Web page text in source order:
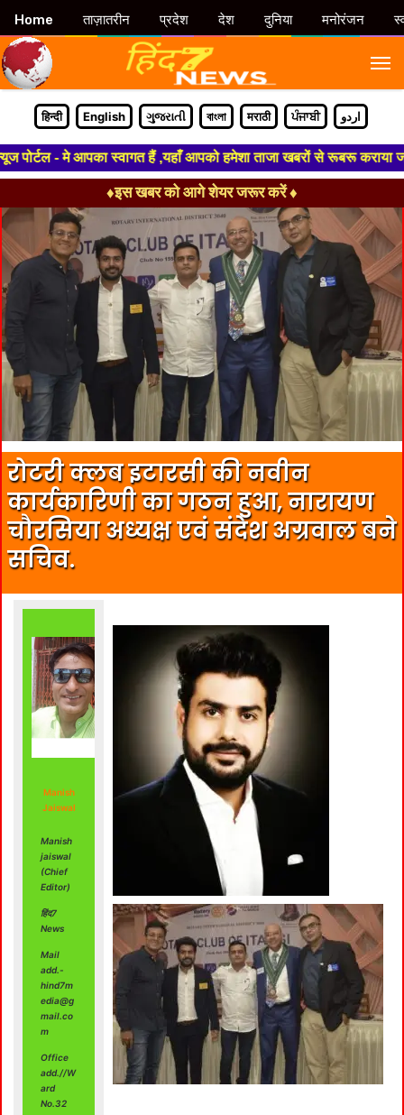
हिन्दी English ગુજરાતી বাংলা मराठी ਪੰਜਾਬੀ اردو
- मे आपका स्वागत हैं ,यहाँ आपको हमेशा ताजा खबरों से रूबरू कराया
♦इस खबर को आगे शेयर जरूर करें ♦
रोटरी क्लब इटारसी की नवीन
कार्यकारिणी का गठन हुआ, नारायण
चौरसिया अध्यक्ष एवं संदेश अग्रवाल बने
सचिव.
Manish
Jaiswal
Manish
jaiswal
(Chief
Editor)
हिंद7
News
Mail
add.-
hind7m
edia@g
mail.co
m
Office
add.//W
ard
No.32
Home ताज़ातरीन प्रदेश देश दुनिया मनोरंजन